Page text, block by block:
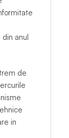
anul
de
in